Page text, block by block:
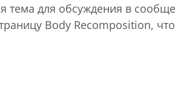
для обсуждения в
Body Recomposition,